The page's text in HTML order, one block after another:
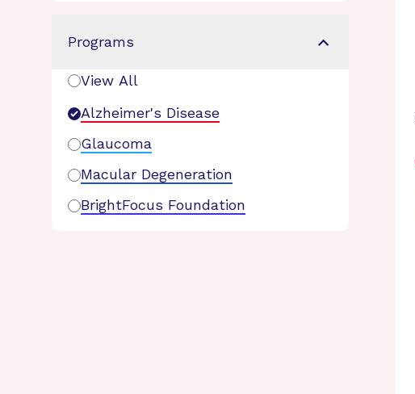
Programs
View All
Alzheimer's Disease
Glaucoma
Macular Degeneration
BrightFocus Foundation